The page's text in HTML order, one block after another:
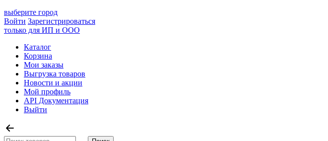
выберите город
Войти Зарегистрироваться
только для ИП и ООО
Каталог
Корзина
Мои заказы
Выгрузка товаров
Новости и акции
Мой профиль
API Документация
Выйти